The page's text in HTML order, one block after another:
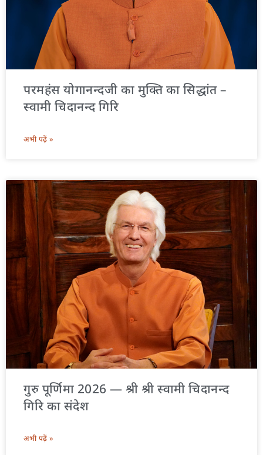
परमहंस योगानन्दजी का मुक्ति का सिद्धांत –
स्वामी चिदानन्द गिरि
अभी पढ़ें »
गुरु पूर्णिमा 2026 — श्री श्री स्वामी चिदानन्द
गिरि का संदेश
अभी पढ़ें »